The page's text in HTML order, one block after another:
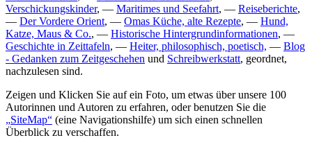
Verschickungskinder, — Maritimes und Seefahrt, — Reiseberichte,
— Der Vordere Orient, — Omas Küche, alte Rezepte, — Hund,
Katze, Maus & Co., — Historische Hintergrundinformationen, —
Geschichte in Zeittafeln, — Heiter, philosophisch, poetisch, — Blog
- Gedanken zum Zeitgeschehen und Schreibwerkstatt, geordnet,
nachzulesen sind.
Zeigen und Klicken Sie auf ein Foto, um etwas über unsere 100
Autorinnen und Autoren zu erfahren, oder benutzen Sie die
SiteMap
(eine Navigationshilfe) um sich einen schnellen
Überblick zu verschaffen.